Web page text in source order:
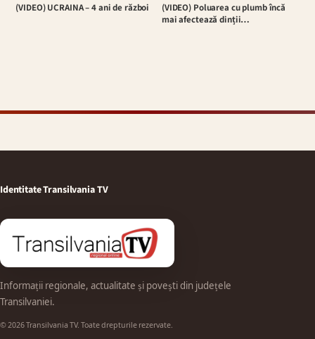
(VIDEO) UCRAINA – 4 ani de război
(VIDEO) Poluarea cu plumb încă
mai afectează dinții…
Identitate Transilvania TV
Informații regionale, actualitate și povești din județele
Transilvaniei.
© 2026 Transilvania TV. Toate drepturile rezervate.